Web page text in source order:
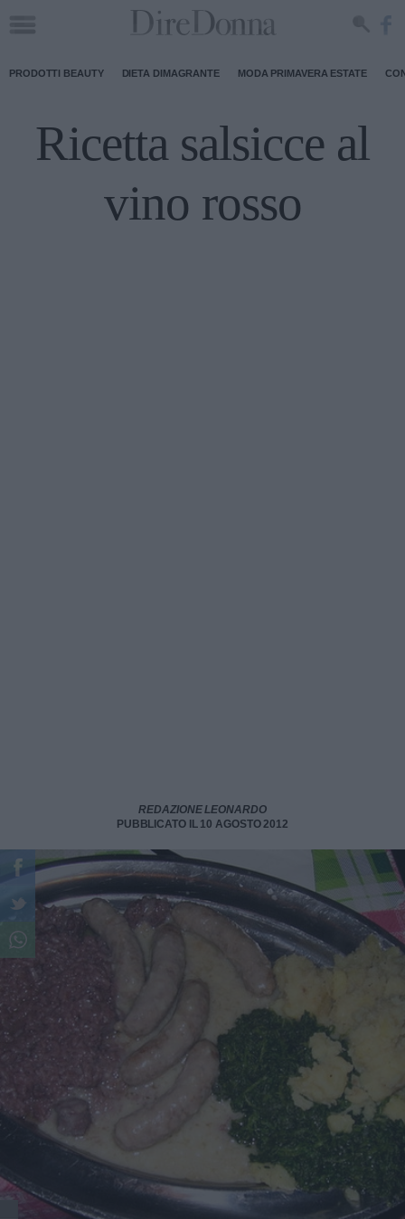
PRODOTTI BEAUTY DIETA DIMAGRANTE MODA PRIMAVERA ESTATE
Ricetta salsicce al
vino rosso
REDAZIONE LEONARDO
PUBBLICATO IL 10 AGOSTO 2012